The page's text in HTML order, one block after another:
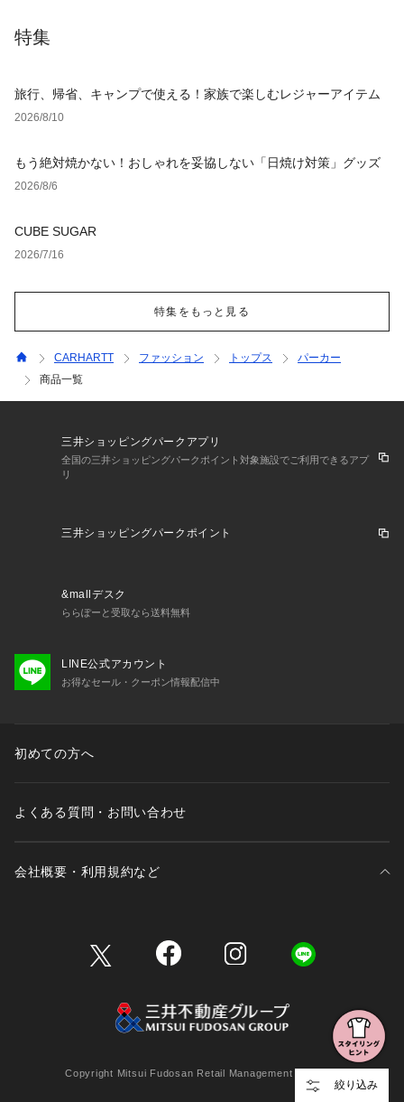
特集
旅行、帰省、キャンプで使える！家族で楽しむレジャーアイテム
2026/8/10
もう絶対焼かない！おしゃれを妥協しない「日焼け対策」グッズ
2026/8/6
CUBE SUGAR
2026/7/16
特集をもっと見る
絞り込み
CARHARTT ファッション トップス
パーカー
商品一覧
三井ショッピングパークアプリ
全国の三井ショッピングパークポイント対象施設でご利用できるアプ
リ
三井ショッピングパークポイント
&mallデスク
ららぽーと受取なら送料無料
LINE公式アカウント
お得なセール・クーポン情報配信中
初めての方へ
よくある質問・お問い合わせ
会社概要・利用規約など
Copyright Mitsui Fudosan Retail Management Co., Ltd.